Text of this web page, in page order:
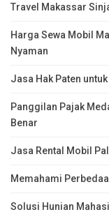
Travel Makassar
Harga Sewa Mobil
Nyaman
Jasa Hak Paten
Panggilan Pajak
Benar
Jasa Rental Mobil
Memahami
Solusi Hunian